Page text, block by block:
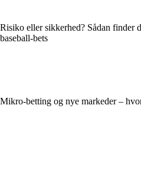
Risiko eller sikkerhed? Sådan finder
baseball-bets
Mikro-betting og nye markeder –